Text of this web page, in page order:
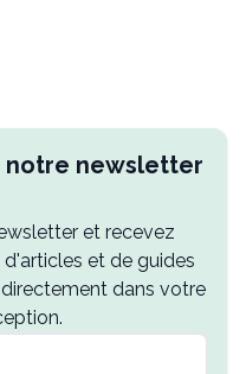
notre newsletter
et recevez
et de guides
dans votre